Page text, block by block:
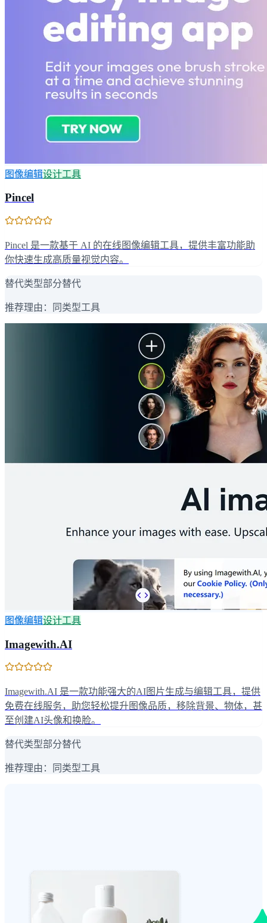
图像编辑设计工具
Pincel
Pincel 是一款基于 AI 的在线图像编辑工具，提供丰富功能助
你快速生成高质量视觉内容。
替代类型部分替代
推荐理由： 同类型工具
图像编辑设计工具
Imagewith.AI
Imagewith.AI 是一款功能强大的AI图片生成与编辑工具，提供
免费在线服务，助您轻松提升图像品质，移除背景、物体，甚
至创建AI头像和换脸。
替代类型部分替代
推荐理由： 同类型工具